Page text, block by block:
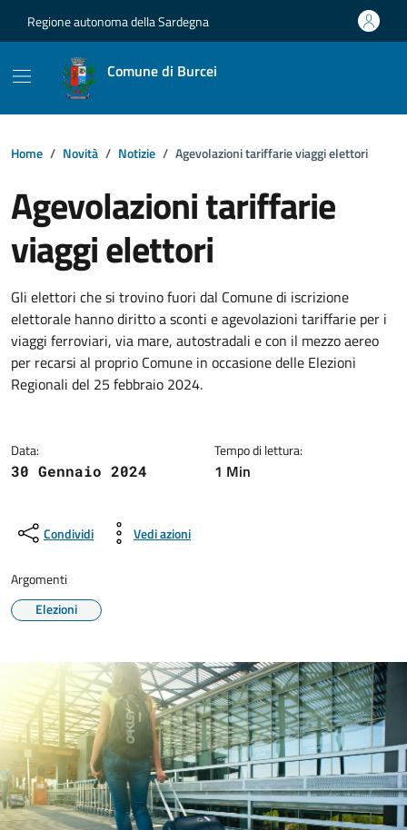
Regione autonoma della Sardegna
Comune di Burcei
Home Novità Notizie Agevolazioni tariffarie viaggi elettori
Agevolazioni tariffarie
viaggi elettori
Dettagli della notizia
Gli elettori che si trovino fuori dal Comune di iscrizione
elettorale hanno diritto a sconti e agevolazioni tariffarie per i
viaggi ferroviari, via mare, autostradali e con il mezzo aereo
per recarsi al proprio Comune in occasione delle Elezioni
Regionali del 25 febbraio 2024.
Data:
30 Gennaio 2024
Tempo di lettura:
1 Min
Condividi Vedi azioni
Argomenti
Elezioni